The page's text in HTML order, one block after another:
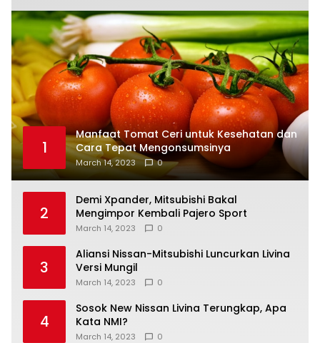
1
Manfaat Tomat Ceri untuk Kesehatan dan
Cara Tepat Mengonsumsinya
March 14, 2023 0
2
Demi Xpander, Mitsubishi Bakal
Mengimpor Kembali Pajero Sport
March 14, 2023 0
3
Aliansi Nissan-Mitsubishi Luncurkan Livina
Versi Mungil
March 14, 2023 0
4
Sosok New Nissan Livina Terungkap, Apa
Kata NMI?
March 14, 2023 0